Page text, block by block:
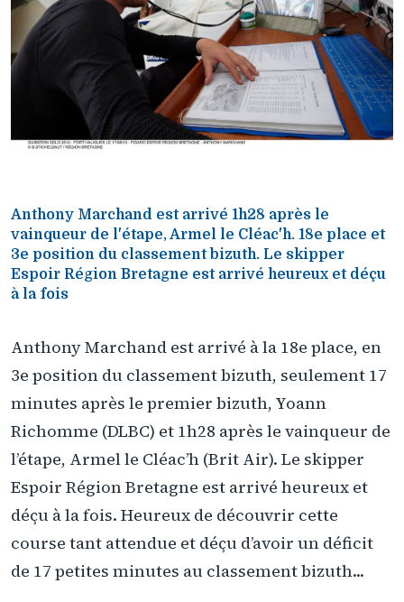
Anthony Marchand est arrivé 1h28 après le
vainqueur de l'étape, Armel le Cléac'h. 18e place et
3e position du classement bizuth. Le skipper
Espoir Région Bretagne est arrivé heureux et déçu
à la fois
Anthony Marchand est arrivé à la 18e place, en
3e position du classement bizuth, seulement 17
minutes après le premier bizuth, Yoann
Richomme (DLBC) et 1h28 après le vainqueur de
l’étape, Armel le Cléac’h (Brit Air). Le skipper
Espoir Région Bretagne est arrivé heureux et
déçu à la fois. Heureux de découvrir cette
course tant attendue et déçu d’avoir un déficit
de 17 petites minutes au classement bizuth...